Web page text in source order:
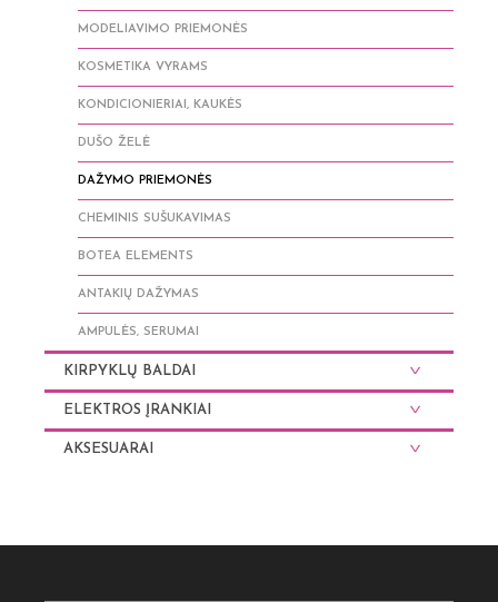
MODELIAVIMO PRIEMONĖS
KOSMETIKA VYRAMS
KONDICIONIERIAI, KAUKĖS
DUŠO ŽELĖ
DAŽYMO PRIEMONĖS
CHEMINIS SUŠUKAVIMAS
BOTEA ELEMENTS
ANTAKIŲ DAŽYMAS
AMPULĖS, SERUMAI
KIRPYKLŲ BALDAI
ELEKTROS ĮRANKIAI
AKSESUARAI